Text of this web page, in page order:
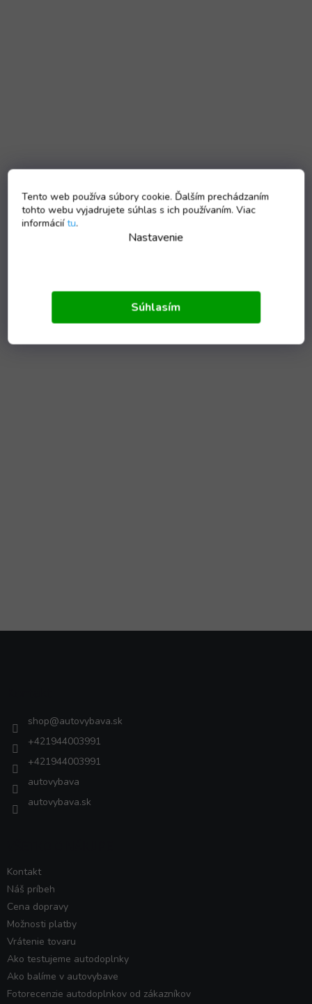
Tento web používa súbory cookie. Ďalším prechádzaním
tohto webu vyjadrujete súhlas s ich používaním. Viac
informáciítu.
Nastavenie
Súhlasím
shop@autovybava.sk
+421944003991
+421944003991
autovybava
autovybava.sk
Kontakt
Náš príbeh
Cena dopravy
Možnosti platby
Vrátenie tovaru
Ako testujeme autodoplnky
Ako balíme v autovybave
Fotorecenzie autodoplnkov od zákazníkov